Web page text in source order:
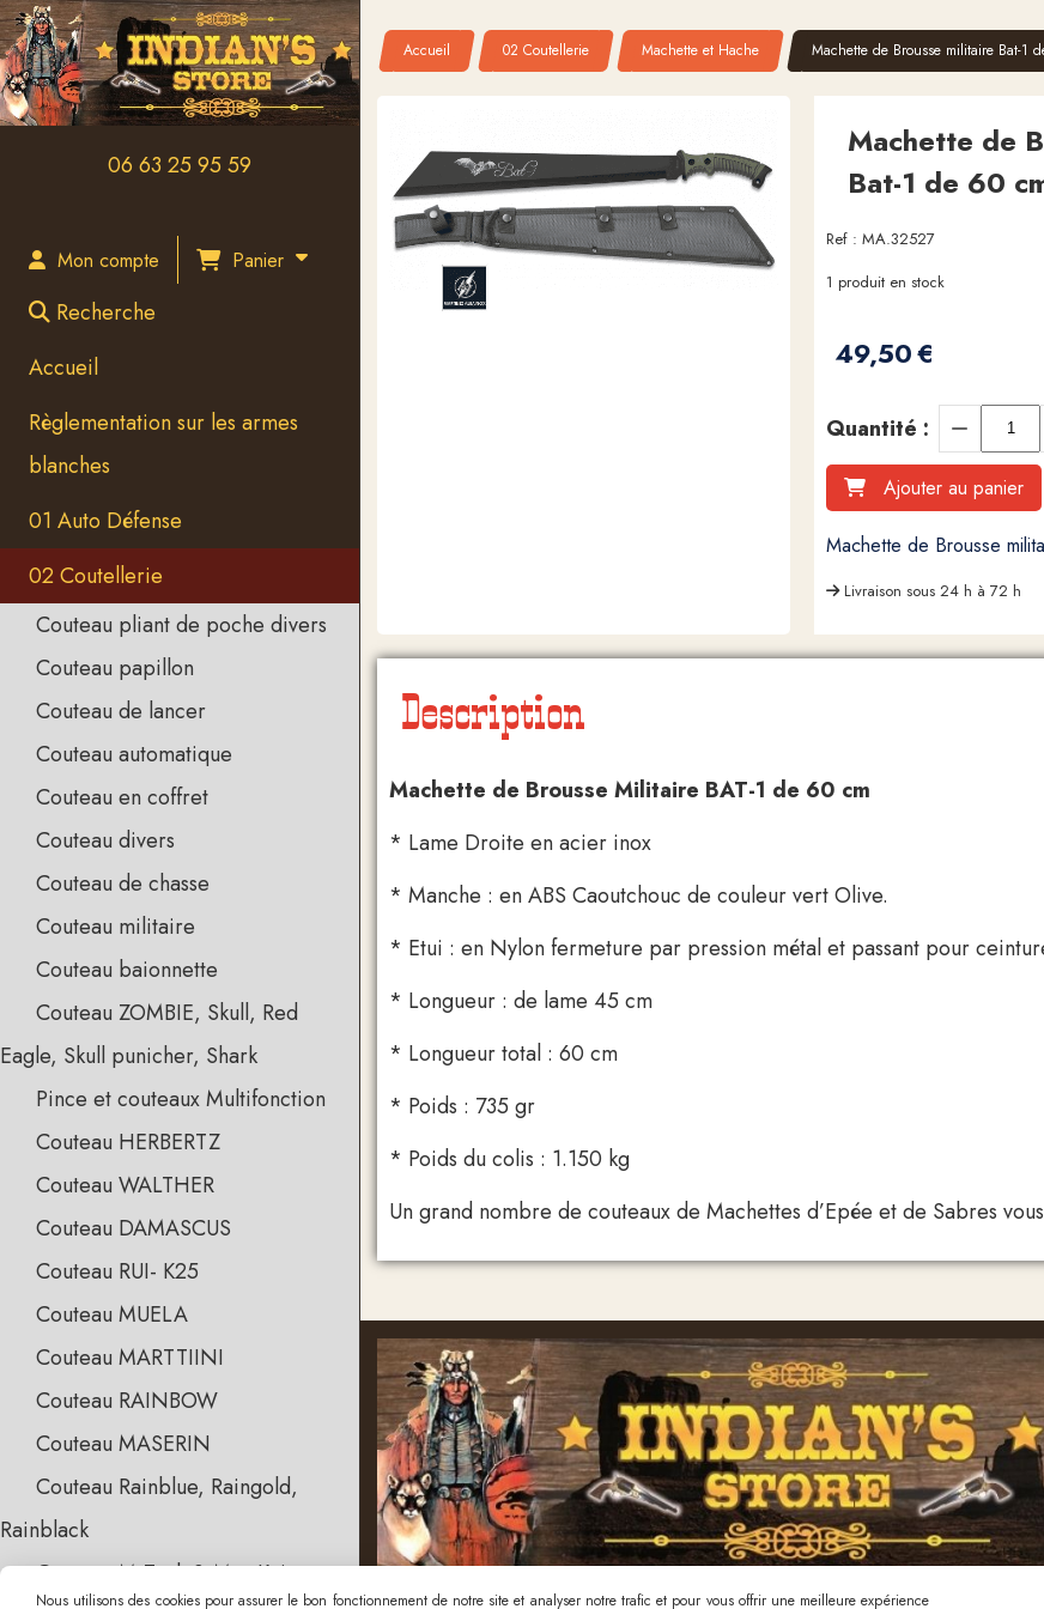
06 63 25 95 59
Mon compte Panier
Recherche
Accueil
Règlementation sur les armes
blanches
01 Auto Défense
02 Coutellerie
Couteau pliant de poche divers
Couteau papillon
Couteau de lancer
Couteau automatique
Couteau en coffret
Couteau divers
Couteau de chasse
Couteau militaire
Couteau baionnette
Couteau ZOMBIE, Skull, Red
Eagle, Skull punicher, Shark
Pince et couteaux Multifonction
Couteau HERBERTZ
Couteau WALTHER
Couteau DAMASCUS
Couteau RUI- K25
Couteau MUELA
Couteau MARTTIINI
Couteau RAINBOW
Couteau MASERIN
Couteau Rainblue, Raingold,
Rainblack
Couteau M-Tech & Max Knives
Accueil 02 Coutellerie Machette et Hache Machette de Brousse militaire Bat-1
Machette de
Bat-1 de 60
Ref : MA.32527
49,50€
1 produit en stock
Quantité :
Ajouter au panier
Machette de Brousse
Livraison sous 24 h à 72 h
Description
Machette de Brousse Militaire BAT-1 de 60 cm
* Lame Droite en acier inox
* Manche : en ABS Caoutchouc de couleur vert Olive.
* Etui : en Nylon fermeture par pression métal et passant pour
* Longueur : de lame 45 cm
* Longueur total : 60 cm
* Poids : 735 gr
* Poids du colis : 1.150 kg
Un grand nombre de couteaux de Machettes d’Epée et de Sabres
Panneau de gestion des cookies
Nous utilisons des cookies pour assurer le bon fonctionnement de notre site et analyser notre trafic et pour vous offrir une meilleure expérience